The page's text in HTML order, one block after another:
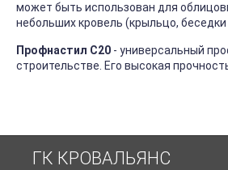
может быть использован для
небольших кровель (крыльцо, беседки
Профнастил С20 - универсальный
строительстве. Его высокая
ГК КРОВАЛЬЯНС